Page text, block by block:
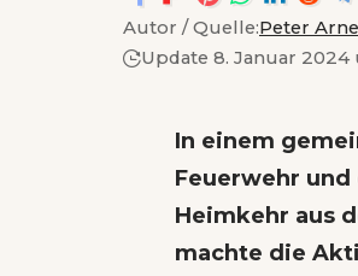
Autor / Quelle:Peter
Update 8. Januar 2024
In einem
Feuerwehr
Heimkehr aus
machte die